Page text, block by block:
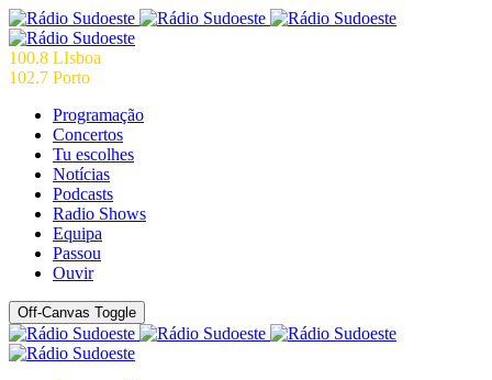
100.8 LIsboa
102.7 Porto
Programação
Concertos
Tu escolhes
Notícias
Podcasts
Radio Shows
Equipa
Passou
Ouvir
Off-Canvas Toggle